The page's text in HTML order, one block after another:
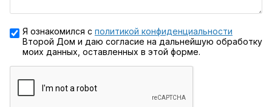
Я ознакомился с политикой конфиденциальности
Второй Дом и даю согласие на дальнейшую обработку
моих данных, оставленных в этой форме.